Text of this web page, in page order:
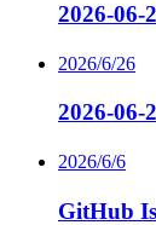
2026-06-
2026/6/26
2026-06-
2026/6/6
GitHub